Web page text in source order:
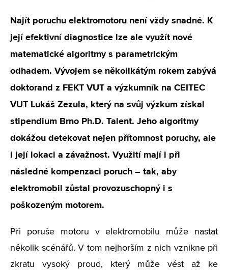
Najít poruchu elektromotoru není vždy snadné. K
její efektivní diagnostice lze ale využít nové
matematické algoritmy s parametrickým
odhadem. Vývojem se několikátým rokem zabývá
doktorand z FEKT VUT a výzkumník na CEITEC
VUT Lukáš Zezula, který na svůj výzkum získal
stipendium Brno Ph.D. Talent. Jeho algoritmy
dokážou detekovat nejen přítomnost poruchy, ale
i její lokaci a závažnost. Využití mají i při
následné kompenzaci poruch – tak, aby
elektromobil zůstal provozuschopný i s
poškozeným motorem.
Při poruše motoru v elektromobilu může nastat
několik scénářů. V tom nejhorším z nich vznikne při
zkratu vysoký proud, který může vést až ke